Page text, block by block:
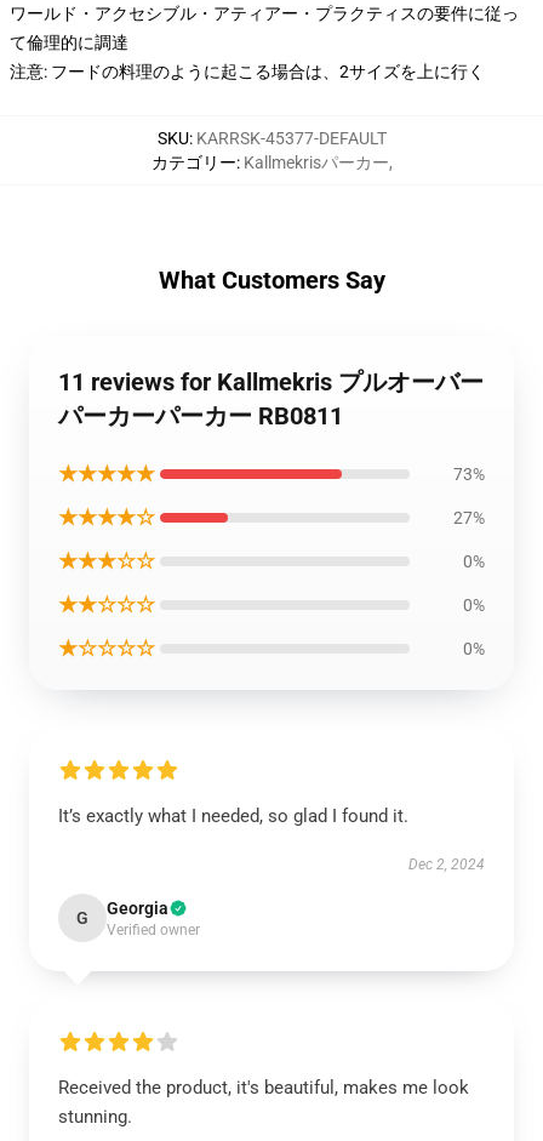
ワールド・アクセシブル・アティアー・プラクティスの要件に従っ
て倫理的に調達
注意: フードの料理のように起こる場合は、2サイズを上に行く
SKU: KARRSK-45377-DEFAULT
カテゴリー: Kallmekrisパーカー,
What Customers Say
11 reviews for Kallmekris プルオーバー
パーカーパーカー RB0811
★★★★★ 73%
★★★★☆ 27%
★★★☆☆ 0%
★★☆☆☆ 0%
★☆☆☆☆ 0%
It’s exactly what I needed, so glad I found it.
Dec 2, 2024
G Georgia
Verified owner
Received the product, it's beautiful, makes me look
stunning.